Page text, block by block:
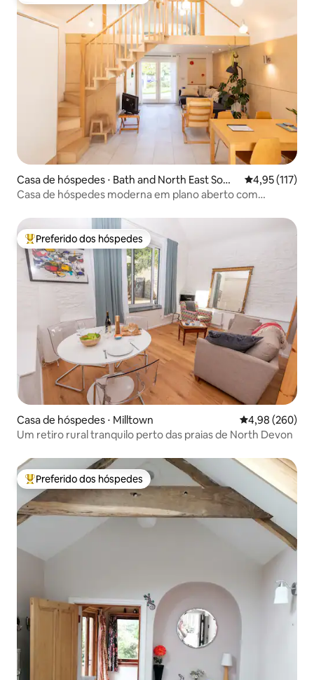
Casa de hóspedes ⋅ Bath and North East Some
rset
4,95 de uma
4,95 (117)
Casa de hóspedes moderna em plano aberto com
Entre os melhores preferidos dos hóspedes
Preferido dos hóspedes
Casa de hóspedes ⋅ Milltown 4,98 de uma
4,98 (260)
Um retiro rural tranquilo perto das praias de North Devon
Entre os melhores preferidos dos hóspedes
Preferido dos hóspedes